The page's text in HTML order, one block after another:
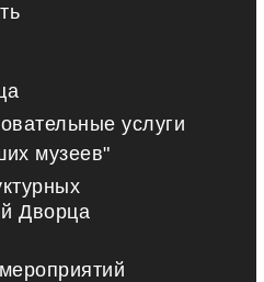
услуги
музеев"
Дворца